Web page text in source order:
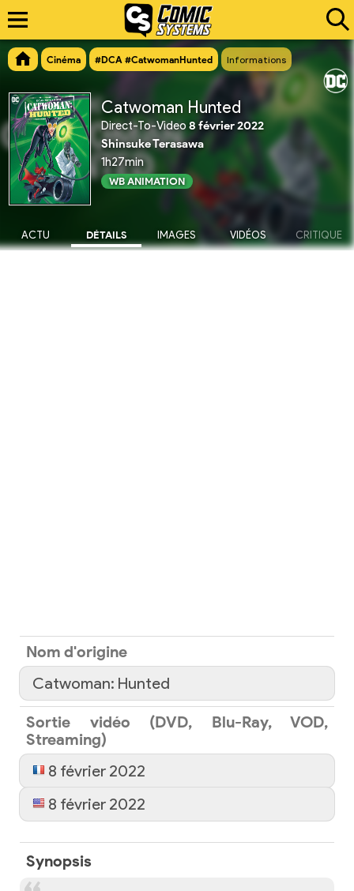
Cinéma #DCA #CatwomanHunted Informations
Catwoman Hunted
Direct-To-Video 8 février 2022
Shinsuke Terasawa
1h27min
WB ANIMATION
ACTU DÉTAILS IMAGES VIDÉOS CRITIQUE
Nom d'origine
Catwoman: Hunted
Sortie vidéo (DVD, Blu-Ray, VOD,
Streaming)
8 février 2022
8 février 2022
Synopsis